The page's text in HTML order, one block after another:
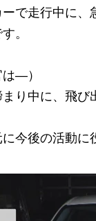
で走行中に
。
は―）
まり中に、飛
に今後の活動